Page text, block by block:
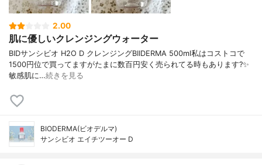
2.00
肌に優しいクレンジングウォーター
BIDサンシビオ H2O D クレンジングBIIDERMA 500ml私はコストコで
1500円位で買ってますがたまに数百円安く売られてる時もあります?✨
敏感肌に…続きを見る
BIODERMA(ビオデルマ)
サンシビオ エイチツーオー D